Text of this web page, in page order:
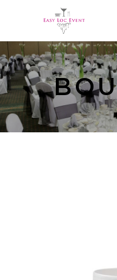
Panneau de gestion des